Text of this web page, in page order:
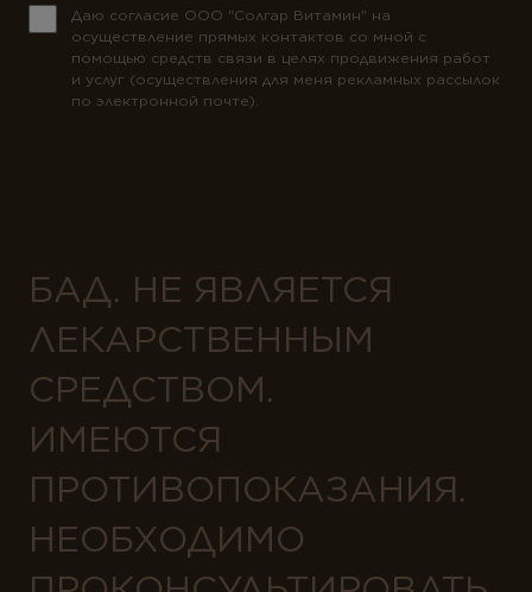
Даю согласие ООО "Солгар Витамин" на
осуществление прямых контактов со мной с
помощью средств связи в целях продвижения работ
и услуг (осуществления для меня рекламных рассылок
по электронной почте).
БАД. НЕ ЯВЛЯЕТСЯ
ЛЕКАРСТВЕННЫМ
СРЕДСТВОМ.
ИМЕЮТСЯ
ПРОТИВОПОКАЗАНИЯ.
НЕОБХОДИМО